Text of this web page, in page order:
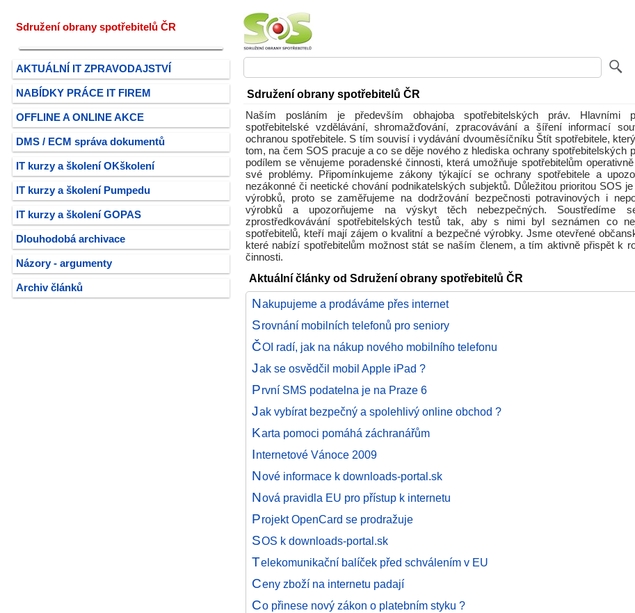
Sdružení obrany spotřebitelů ČR
AKTUÁLNÍ IT ZPRAVODAJSTVÍ
NABÍDKY PRÁCE IT FIREM
OFFLINE A ONLINE AKCE
DMS / ECM správa dokumentů
IT kurzy a školení OKškolení
IT kurzy a školení Pumpedu
IT kurzy a školení GOPAS
Dlouhodobá archivace
Názory - argumenty
Archiv článků
Sdružení obrany spotřebitelů ČR
Naším posláním je především obhajoba spotřebitelských práv. Hlavními
spotřebitelské vzdělávání, shromažďování, zpracovávání a šíření informací
ochranou spotřebitele. S tím souvisí i vydávání dvouměsíčníku Štít spotřebitele,
tom, na čem SOS pracuje a co se děje nového z hlediska ochrany spotřebitelských
podílem se věnujeme poradenské činnosti, která umožňuje spotřebitelům
své problémy. Připomínkujeme zákony týkající se ochrany spotřebitele a
nezákonné či neetické chování podnikatelských subjektů. Důležitou prioritou SOS
výrobků, proto se zaměřujeme na dodržování bezpečnosti potravinových i
výrobků a upozorňujeme na výskyt těch nebezpečných. Soustředíme
zprostředkovávání spotřebitelských testů tak, aby s nimi byl seznámen co
spotřebitelů, kteří mají zájem o kvalitní a bezpečné výrobky. Jsme otevřené
které nabízí spotřebitelům možnost stát se naším členem, a tím aktivně přispět k
činnosti.
Aktuální články od Sdružení obrany spotřebitelů ČR
Nakupujeme a prodáváme přes internet
Srovnání mobilních telefonů pro seniory
ČOI radí, jak na nákup nového mobilního telefonu
Jak se osvědčil mobil Apple iPad ?
První SMS podatelna je na Praze 6
Jak vybírat bezpečný a spolehlivý online obchod ?
Karta pomoci pomáhá záchranářům
Internetové Vánoce 2009
Nové informace k downloads-portal.sk
Nová pravidla EU pro přístup k internetu
Projekt OpenCard se prodražuje
SOS k downloads-portal.sk
Telekomunikační balíček před schválením v EU
Ceny zboží na internetu padají
Co přinese nový zákon o platebním styku ?